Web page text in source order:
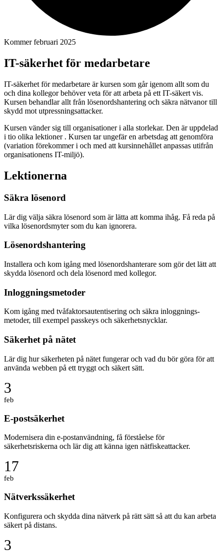
Kommer februari 2025
IT-säkerhet för medarbetare
IT-säkerhet för medarbetare är kursen som går igenom allt som du
och dina kollegor behöver veta för att arbeta på ett IT-säkert vis.
Kursen behandlar allt från lösenordshantering och säkra nätvanor till
skydd mot utpressningsattacker.
Kursen vänder sig till organisationer i alla storlekar. Den är uppdelad
i tio olika lektioner . Kursen tar ungefär en arbetsdag att genomföra
(variation förekommer i och med att kursinnehållet anpassas utifrån
organisationens IT-miljö).
Lektionerna
Säkra lösenord
Lär dig välja säkra lösenord som är lätta att komma ihåg. Få reda på
vilka lösenords­myter som du kan ignorera.
Lösenordshantering
Installera och kom igång med lösenords­hanterare som gör det lätt att
skydda lösenord och dela lösenord med kollegor.
Inloggningsmetoder
Kom igång med tvåfaktors­autentisering och säkra inloggnings­
metoder, till exempel passkeys och säkerhets­nycklar.
Säkerhet på nätet
Lär dig hur säkerheten på nätet fungerar och vad du bör göra för att
använda webben på ett tryggt och säkert sätt.
3
feb
E-postsäkerhet
Modernisera din e-postanvändning, få förståelse för
säkerhetsriskerna och lär dig att känna igen nätfiskeattacker.
17
feb
Nätverkssäkerhet
Konfigurera och skydda dina nätverk på rätt sätt så att du kan arbeta
säkert på distans.
3